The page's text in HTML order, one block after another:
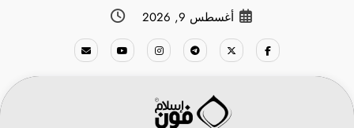
أغسطس 9, 2026